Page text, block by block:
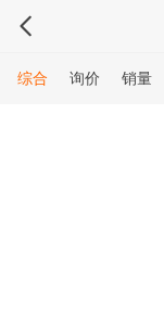
综合 询价 销量